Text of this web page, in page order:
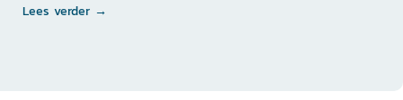
Lees verder →